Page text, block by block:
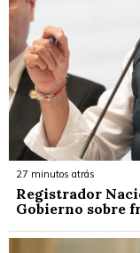
27 minutos atrás
Registrador
Gobierno sobre